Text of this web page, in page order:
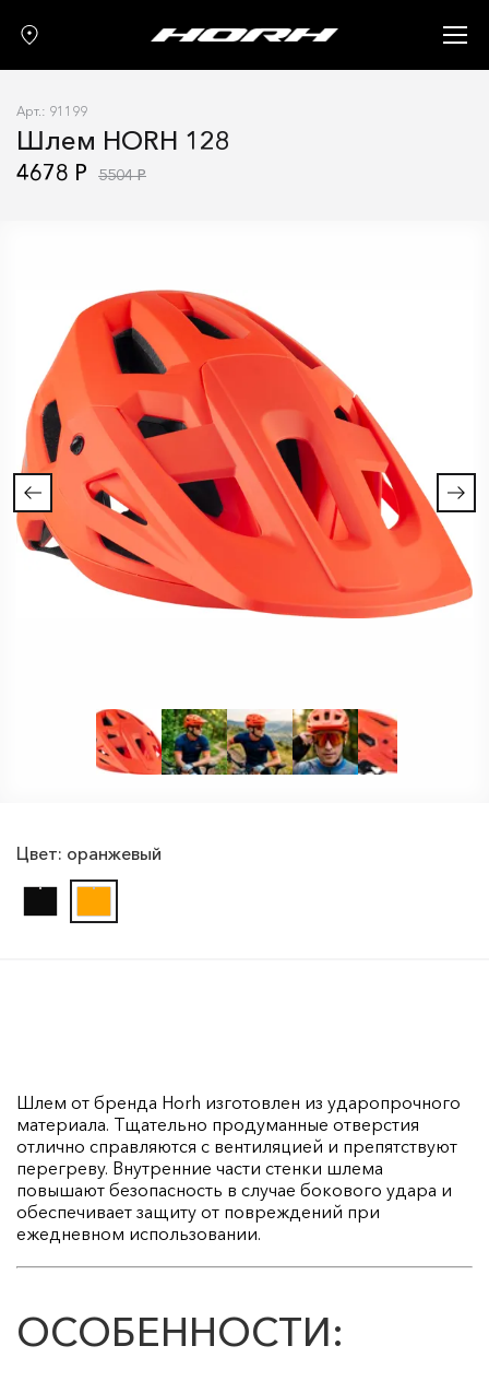
Запчасти
Аксессуары
О нас
Гарантия
Арт.: 91199
Шлем HORH 128
4678 Р 5504 Р
Цвет: оранжевый
Шлем от бренда Horh изготовлен из ударопрочного
материала. Тщательно продуманные отверстия
отлично справляются с вентиляцией и препятствуют
перегреву. Внутренние части стенки шлема
повышают безопасность в случае бокового удара и
обеспечивает защиту от повреждений при
ежедневном использовании.
ОСОБЕННОСТИ: